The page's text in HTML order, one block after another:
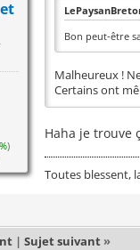
)
Bon peut-être
Malheureux !
Certains ont
Haha je trouve
Toutes blessent,
| Sujet suivant »